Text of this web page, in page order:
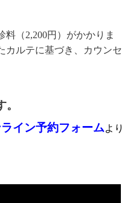
（2,200円）がかかりま
カルテに基づき、カウンセ
イン予約フォームより